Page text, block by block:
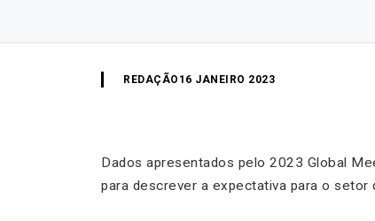
REDAÇÃO 16 JANEIRO 2023
Dados apresentados pelo 2023 Global
para descrever a expectativa para o